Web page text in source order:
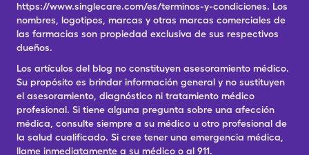
https://www.singlecare.com/es/terminos-y-condiciones. Los
nombres, logotipos, marcas y otras marcas comerciales de
las farmacias son propiedad exclusiva de sus respectivos
dueños.
Los artículos del blog no constituyen asesoramiento médico.
Su propósito es brindar información general y no sustituyen
el asesoramiento, diagnóstico ni tratamiento médico
profesional. Si tiene alguna pregunta sobre una afección
médica, consulte siempre a su médico u otro profesional de
la salud cualificado. Si cree tener una emergencia médica,
llame inmediatamente a su médico o al 911.